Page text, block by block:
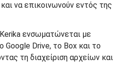
να επικοινωνούν εντός της
ενσωματώνεται με
Google Drive, το Box και το
τη διαχείριση αρχείων και